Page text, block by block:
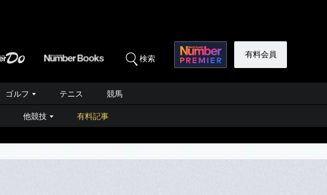
検索 有料会員
ゴルフ テニス 競馬
他競技 有料記事